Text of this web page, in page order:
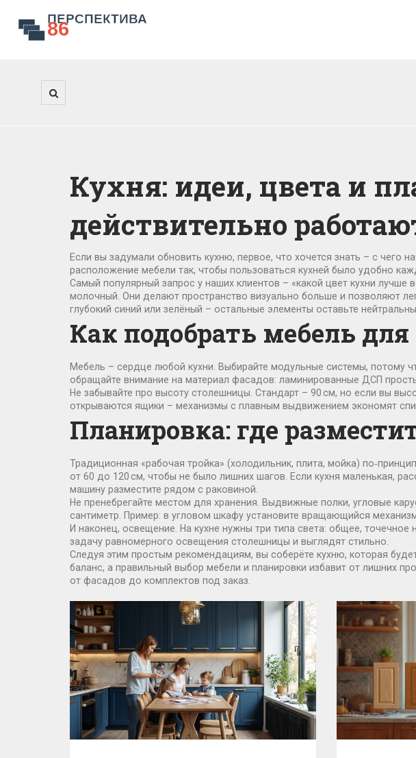
Кухня: идеи, цвета и
действительно
Если вы задумали обновить кухню, первое, что хочется знать – с чего
расположение мебели так, чтобы пользоваться кухней было удобно
Самый популярный запрос у наших клиентов – «какой цвет кухни лучше
молочный. Они делают пространство визуально больше и позволяют
глубокий синий или зелёный – остальные элементы оставьте
Как подобрать мебель
Мебель – сердце любой кухни. Выбирайте модульные системы, потому
обращайте внимание на материал фасадов: ламинированные ДСП
Не забывайте про высоту столешницы. Стандарт – 90 см, но если вы
открываются ящики – механизмы с плавным выдвижением экономят
Планировка: где
Традиционная «рабочая тройка» (холодильник, плита, мойка)
от 60 до 120 см, чтобы не было лишних шагов. Если кухня маленькая,
машину разместите рядом с раковиной.
Не пренебрегайте местом для хранения. Выдвижные полки, угловые
сантиметр. Пример: в угловом шкафу установите вращающийся
И наконец, освещение. На кухне нужны три типа света: общее,
задачу равномерного освещения столешницы и выглядят стильно.
Следуя этим простым рекомендациям, вы соберёте кухню, которая
баланс, а правильный выбор мебели и планировки избавит от лишних
от фасадов до комплектов под заказ.